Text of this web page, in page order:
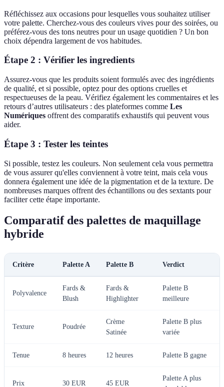
Réfléchissez aux occasions pour lesquelles vous souhaitez utiliser
votre palette. Cherchez-vous des couleurs vives pour des soirées, ou
préférez-vous des tons neutres pour un usage quotidien ? Un bon
choix dépendra largement de vos habitudes.
Étape 2 : Vérifier les ingredients
Assurez-vous que les produits soient formulés avec des ingrédients
de qualité, et si possible, optez pour des options cruelles et
respectueuses de la peau. Vérifiez également les commentaires et les
retours d’autres utilisateurs : des plateformes comme Les
Numériques offrent des comparatifs exhaustifs qui peuvent vous
aider.
Étape 3 : Tester les teintes
Si possible, testez les couleurs. Non seulement cela vous permettra
de vous assurer qu'elles conviennent à votre teint, mais cela vous
donnera également une idée de la pigmentation et de la texture. De
nombreuses marques offrent des échantillons ou des sextants pour
faciliter cette étape importante.
Comparatif des palettes de maquillage
hybride
Critère Palette A Palette B Verdict
Polyvalence
Fards &
Blush
Fards &
Highlighter
Palette B
meilleure
Texture Poudrée
Crème
Satinée
Palette B plus
variée
Tenue 8 heures 12 heures Palette B gagne
Prix 30 EUR 45 EUR
Palette A plus